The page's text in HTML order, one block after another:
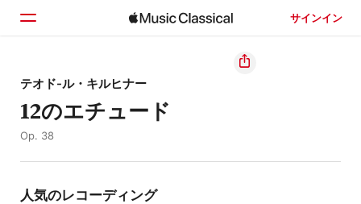
サインイン
ホーム
見つける
テオド-ル・キルヒナー
12のエチュード
Op. 38
人気のレコーディング